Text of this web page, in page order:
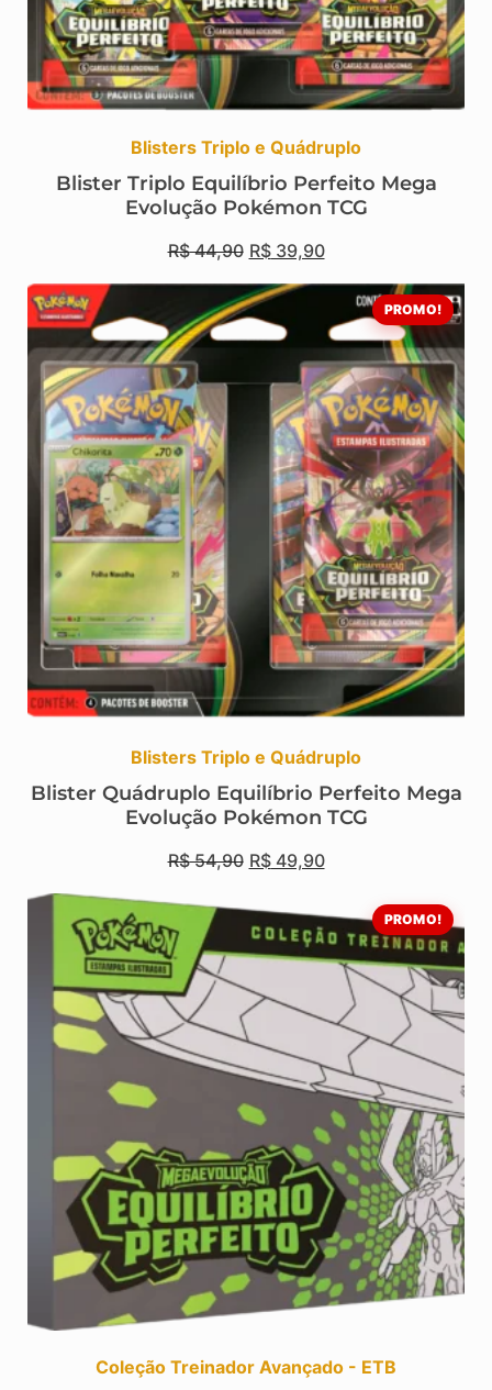
Blisters Triplo e Quádruplo
Blister Triplo Equilíbrio Perfeito Mega
Evolução Pokémon TCG
R$44,90 R$39,90
PROMO!
Blisters Triplo e Quádruplo
Blister Quádruplo Equilíbrio Perfeito Mega
Evolução Pokémon TCG
R$54,90 R$49,90
PROMO!
Coleção Treinador Avançado - ETB